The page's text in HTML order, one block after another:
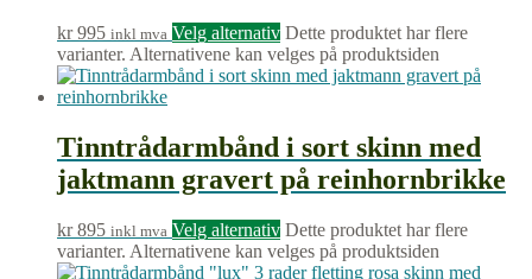
kr995 inkl mva Velg alternativ Dette produktet har flere
varianter. Alternativene kan velges på produktsiden
Tinntrådarmbånd i sort skinn med
jaktmann gravert på reinhornbrikke
kr895 inkl mva Velg alternativ Dette produktet har flere
varianter. Alternativene kan velges på produktsiden